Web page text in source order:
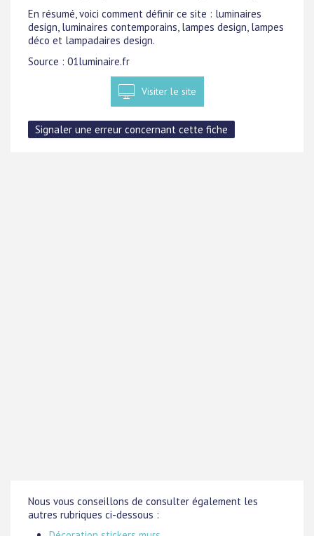
En résumé, voici comment définir ce site : luminaires
design, luminaires contemporains, lampes design, lampes
déco et lampadaires design.
Source : 01luminaire.fr
Visiter le site
Nous vous conseillons de consulter également les
autres rubriques ci-dessous :